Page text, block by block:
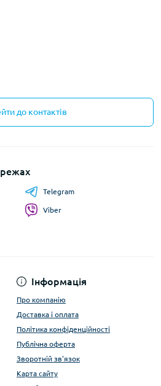
до контактів
Інформація
Про компанію
Доставка і оплата
Політика конфіденційності
Публічна оферта
Зворотній зв'язок
Карта сайту
Telegram
Viber